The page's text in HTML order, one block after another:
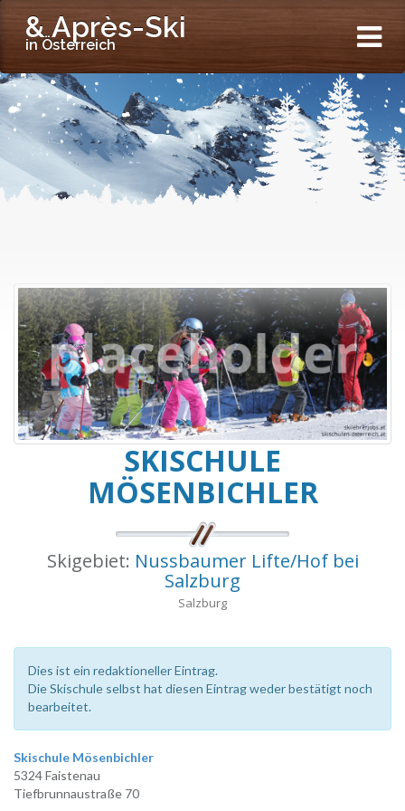
& Après-Ski
in Österreich
SKISCHULE
MÖSENBICHLER
Skigebiet: Nussbaumer Lifte/Hof bei
Salzburg
Salzburg
Dies ist ein redaktioneller Eintrag.
Die Skischule selbst hat diesen Eintrag weder bestätigt noch
bearbeitet.
Skischule Mösenbichler
5324 Faistenau
Tiefbrunnaustraße 70